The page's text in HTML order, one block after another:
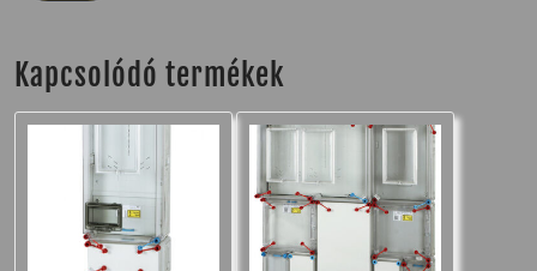
Kapcsolódó termékek